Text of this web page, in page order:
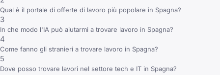
Qual è il portale di offerte di lavoro più popolare in Spagna?
3
In che modo l'IA può aiutarmi a trovare lavoro in Spagna?
4
Come fanno gli stranieri a trovare lavoro in Spagna?
5
Dove posso trovare lavori nel settore tech e IT in Spagna?